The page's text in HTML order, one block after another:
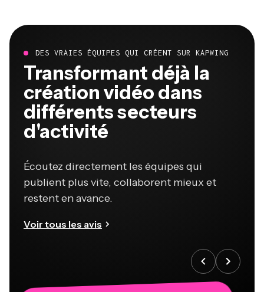
DES VRAIES ÉQUIPES QUI CRÉENT SUR KAPWING
Transformant déjà la
création vidéo dans
différents secteurs
d'activité
Écoutez directement les équipes qui
publient plus vite, collaborent mieux et
restent en avance.
Voir tous les avis